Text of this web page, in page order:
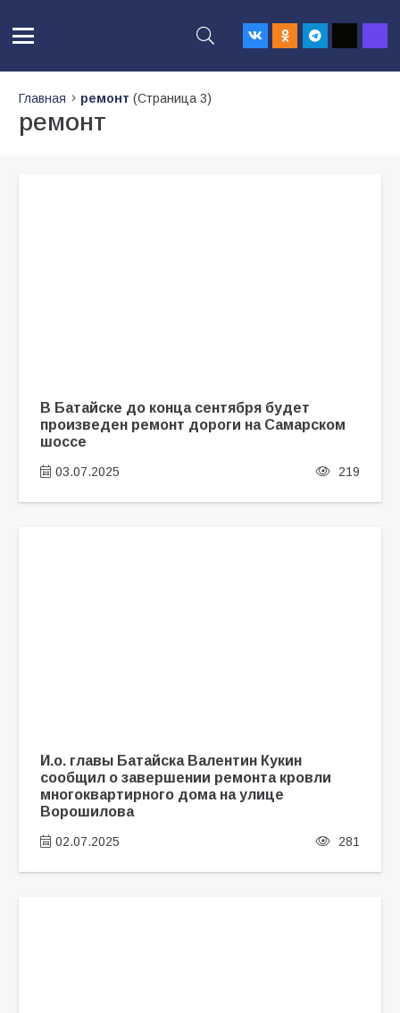
Главная ремонт (Страница 3)
ремонт
В Батайске до конца сентября будет
произведен ремонт дороги на Самарском
шоссе
03.07.2025 219
И.о. главы Батайска Валентин Кукин
сообщил о завершении ремонта кровли
многоквартирного дома на улице
Ворошилова
02.07.2025 281